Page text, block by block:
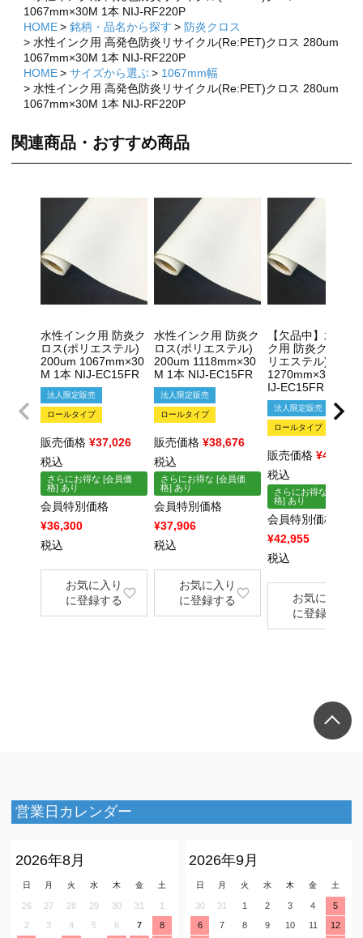
1067mm×30M 1本 NIJ-RF220P
HOME
銘柄・品名から探す
防炎クロス
水性インク用 高発色防炎リサイクル(Re:PET)クロス 280um
1067mm×30M 1本 NIJ-RF220P
HOME
サイズから選ぶ
1067mm幅
水性インク用 高発色防炎リサイクル(Re:PET)クロス 280um
1067mm×30M 1本 NIJ-RF220P
関連商品・おすすめ商品
水性インク用 防炎ク
ロス(ポリエステル)
200um 1067mm×30
M 1本 NIJ-EC15FR
法人限定販売
ロールタイプ
販売価格 ¥37,026
税込
さらにお得な [会員価
格] あり
会員特別価格
¥36,300
税込
お気に入り
に登録する
水性インク用 防炎ク
ロス(ポリエステル)
200um 1118mm×30
M 1本 NIJ-EC15FR
法人限定販売
ロールタイプ
販売価格 ¥38,676
税込
さらにお得な [会員価
格] あり
会員特別価格
¥37,906
税込
お気に入り
に登録する
【欠品中】水性イ
ク用 防炎クロス(
リエステル)
1270mm×30M 1
IJ-EC15FR
法人限定販売
ロールタイプ
販売価格 ¥43,824
税込
さらにお得な [会員価
格] あり
会員特別価格
¥42,955
税込
お気に入り
に登録する
営業日カレンダー
2026年8月
日 月 火 水 木 金 土
26 27 28 29 30 31
1
2
3 4 5 6 7
8
2026年9月
日 月 火 水 木 金 土
30 31 1 2 3 4
5
6
7 8 9 10 11
12